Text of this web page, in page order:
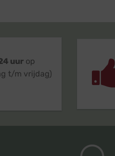
uurop
t/m vrijdag)